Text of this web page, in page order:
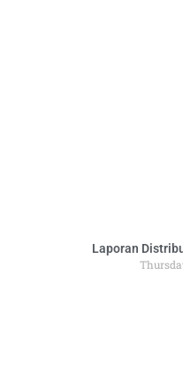
Laporan